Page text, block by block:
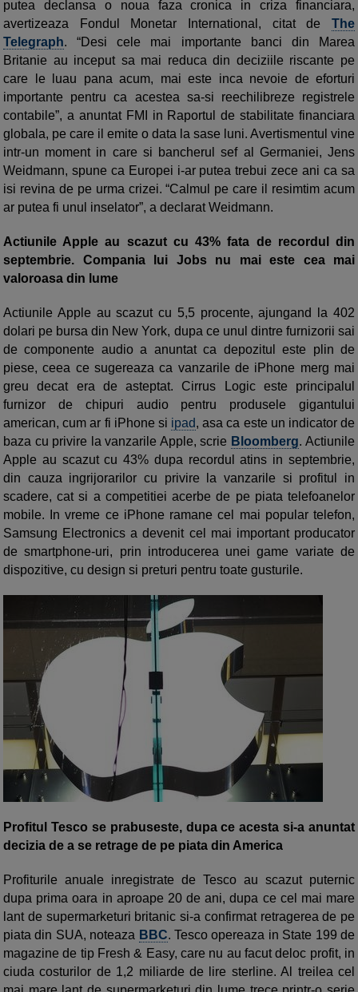
putea declansa o noua faza cronica in criza financiara,
avertizeaza Fondul Monetar International, citat de The
Telegraph. “Desi cele mai importante banci din Marea
Britanie au inceput sa mai reduca din deciziile riscante pe
care le luau pana acum, mai este inca nevoie de eforturi
importante pentru ca acestea sa-si reechilibreze registrele
contabile”, a anuntat FMI in Raportul de stabilitate financiara
globala, pe care il emite o data la sase luni. Avertismentul vine
intr-un moment in care si bancherul sef al Germaniei, Jens
Weidmann, spune ca Europei i-ar putea trebui zece ani ca sa
isi revina de pe urma crizei. “Calmul pe care il resimtim acum
ar putea fi unul inselator”, a declarat Weidmann.
Actiunile Apple au scazut cu 43% fata de recordul din
septembrie. Compania lui Jobs nu mai este cea mai
valoroasa din lume
Actiunile Apple au scazut cu 5,5 procente, ajungand la 402
dolari pe bursa din New York, dupa ce unul dintre furnizorii sai
de componente audio a anuntat ca depozitul este plin de
piese, ceea ce sugereaza ca vanzarile de iPhone merg mai
greu decat era de asteptat. Cirrus Logic este principalul
furnizor de chipuri audio pentru produsele gigantului
american, cum ar fi iPhone si ipad, asa ca este un indicator de
baza cu privire la vanzarile Apple, scrie Bloomberg. Actiunile
Apple au scazut cu 43% dupa recordul atins in septembrie,
din cauza ingrijorarilor cu privire la vanzarile si profitul in
scadere, cat si a competitiei acerbe de pe piata telefoanelor
mobile. In vreme ce iPhone ramane cel mai popular telefon,
Samsung Electronics a devenit cel mai important producator
de smartphone-uri, prin introducerea unei game variate de
dispozitive, cu design si preturi pentru toate gusturile.
Profitul Tesco se prabuseste, dupa ce acesta si-a anuntat
decizia de a se retrage de pe piata din America
Profiturile anuale inregistrate de Tesco au scazut puternic
dupa prima oara in aproape 20 de ani, dupa ce cel mai mare
lant de supermarketuri britanic si-a confirmat retragerea de pe
piata din SUA, noteaza BBC. Tesco opereaza in State 199 de
magazine de tip Fresh & Easy, care nu au facut deloc profit, in
ciuda costurilor de 1,2 miliarde de lire sterline. Al treilea cel